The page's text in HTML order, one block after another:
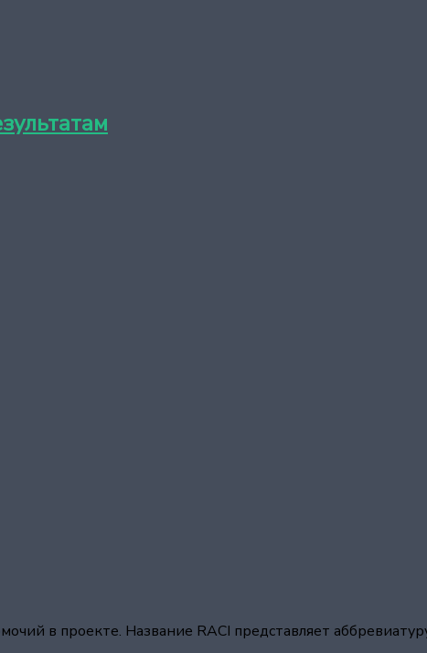
в проекте. Название RACI представляет